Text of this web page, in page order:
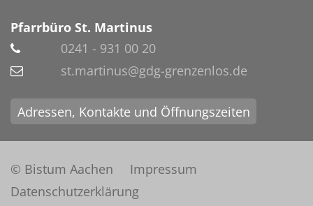
Pfarrbüro St. Martinus
0241 - 931 00 20
st.martinus@gdg-grenzenlos.de
Adressen, Kontakte und Öffnungszeiten
© Bistum Aachen
Impressum
Datenschutzerklärung